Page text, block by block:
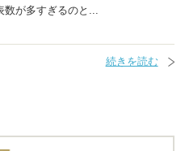
数が多すぎるのと...
続きを読む